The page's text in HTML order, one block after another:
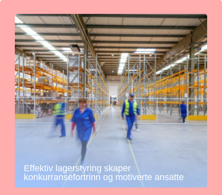
Effektiv lagerstyring skaper
konkurransefortrinn og motiverte ansatte